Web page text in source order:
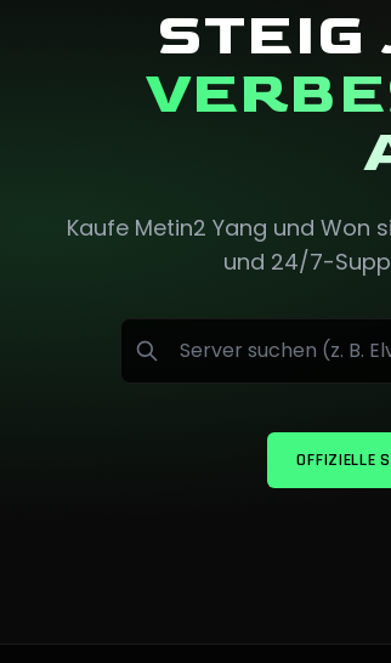
STEIG
Kaufe Metin2 Yang und Won
und 24/7-
Suchen
OFFIZIELLE